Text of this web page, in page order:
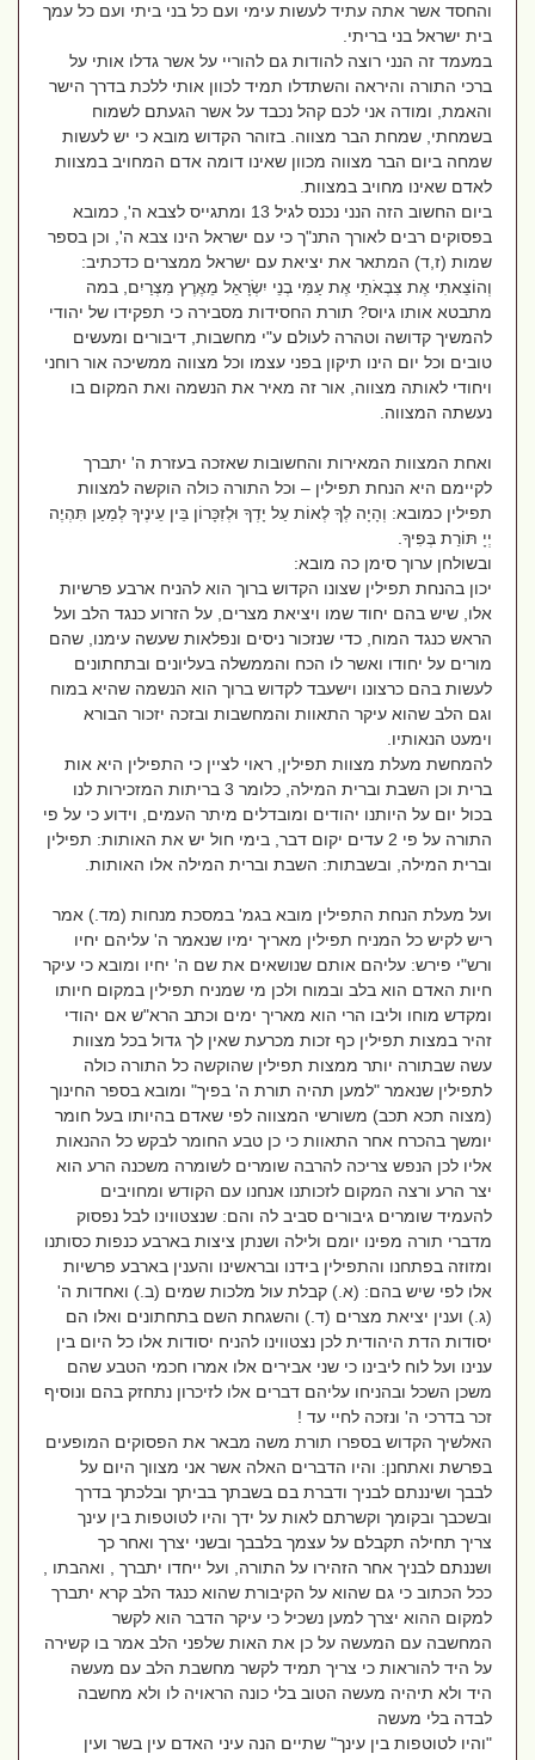
והחסד אשר אתה עתיד לעשות עימי ועם כל בני ביתי ועם כל עמך
בית ישראל בני בריתי.
במעמד זה הנני רוצה להודות גם להוריי על אשר גדלו אותי על
ברכי התורה והיראה והשתדלו תמיד לכוון אותי ללכת בדרך הישר
והאמת, ומודה אני לכם קהל נכבד על אשר הגעתם לשמוח
בשמחתי, שמחת הבר מצווה. בזוהר הקדוש מובא כי יש לעשות
שמחה ביום הבר מצווה מכוון שאינו דומה אדם המחויב במצוות
לאדם שאינו מחויב במצוות.
ביום החשוב הזה הנני נכנס לגיל 13 ומתגייס לצבא ה', כמובא
בפסוקים רבים לאורך התנ"ך כי עם ישראל הינו צבא ה', וכן בספר
שמות (ז,ד) המתאר את יציאת עם ישראל ממצרים כדכתיב:
וְהוֹצֵאתִי אֶת צִבְאֹתַי אֶת עַמִּי בְנֵי יִשְׂרָאֵל מֵאֶרֶץ מִצְרַיִם, במה
מתבטא אותו גיוס? תורת החסידות מסבירה כי תפקידו של יהודי
להמשיך קדושה וטהרה לעולם ע"י מחשבות, דיבורים ומעשים
טובים וכל יום הינו תיקון בפני עצמו וכל מצווה ממשיכה אור רוחני
ויחודי לאותה מצווה, אור זה מאיר את הנשמה ואת המקום בו
נעשתה המצווה.
ואחת המצוות המאירות והחשובות שאזכה בעזרת ה' יתברך
לקיימם היא הנחת תפילין – וכל התורה כולה הוקשה למצוות
תפילין כמובא: וְהָיָה לְךָ לְאוֹת עַל יָדְךָ וּלְזִכָּרוֹן בֵּין עֵינֶיךָ לְמַעַן תִּהְיֶה
יְיָ תּוֹרַת בְּפִיךָ.
ובשולחן ערוך סימן כה מובא:
יכון בהנחת תפילין שצונו הקדוש ברוך הוא להניח ארבע פרשיות
אלו, שיש בהם יחוד שמו ויציאת מצרים, על הזרוע כנגד הלב ועל
הראש כנגד המוח, כדי שנזכור ניסים ונפלאות שעשה עימנו, שהם
מורים על יחודו ואשר לו הכח והממשלה בעליונים ובתחתונים
לעשות בהם כרצונו וישעבד לקדוש ברוך הוא הנשמה שהיא במוח
וגם הלב שהוא עיקר התאוות והמחשבות ובזכה יזכור הבורא
וימעט הנאותיו.
להמחשת מעלת מצוות תפילין, ראוי לציין כי התפילין היא אות
ברית וכן השבת וברית המילה, כלומר 3 בריתות המזכירות לנו
בכול יום על היותנו יהודים ומובדלים מיתר העמים, וידוע כי על פי
התורה על פי 2 עדים יקום דבר, בימי חול יש את האותות: תפילין
וברית המילה, ובשבתות: השבת וברית המילה אלו האותות.
ועל מעלת הנחת התפילין מובא בגמ' במסכת מנחות (מד.) אמר
ריש לקיש כל המניח תפילין מאריך ימיו שנאמר ה' עליהם יחיו
ורש"י פירש: עליהם אותם שנושאים את שם ה' יחיו ומובא כי עיקר
חיות האדם הוא בלב ובמוח ולכן מי שמניח תפילין במקום חיותו
ומקדש מוחו וליבו הרי הוא מאריך ימים וכתב הרא"ש אם יהודי
זהיר במצות תפילין כף זכות מכרעת שאין לך גדול בכל מצוות
עשה שבתורה יותר ממצות תפילין שהוקשה כל התורה כולה
לתפילין שנאמר "למען תהיה תורת ה' בפיך" ומובא בספר החינוך
(מצוה תכא תכב) משורשי המצווה לפי שאדם בהיותו בעל חומר
יומשך בהכרח אחר התאוות כי כן טבע החומר לבקש כל ההנאות
אליו לכן הנפש צריכה להרבה שומרים לשומרה משכנה הרע הוא
יצר הרע ורצה המקום לזכותנו אנחנו עם הקודש ומחויבים
להעמיד שומרים גיבורים סביב לה והם: שנצטווינו לבל נפסוק
מדברי תורה מפינו יומם ולילה ושנתן ציצות בארבע כנפות כסותנו
ומזוזה בפתחנו והתפילין בידנו ובראשינו והענין בארבע פרשיות
אלו לפי שיש בהם: (א.) קבלת עול מלכות שמים (ב.) ואחדות ה'
(ג.) וענין יציאת מצרים (ד.) והשגחת השם בתחתונים ואלו הם
יסודות הדת היהודית לכן נצטווינו להניח יסודות אלו כל היום בין
ענינו ועל לוח ליבינו כי שני אבירים אלו אמרו חכמי הטבע שהם
משכן השכל ובהניחו עליהם דברים אלו לזיכרון נתחזק בהם ונוסיף
זכר בדרכי ה' ונזכה לחיי עד !
האלשיך הקדוש בספרו תורת משה מבאר את הפסוקים המופעים
בפרשת ואתחנן: והיו הדברים האלה אשר אני מצווך היום על
לבבך ושיננתם לבניך ודברת בם בשבתך בביתך ובלכתך בדרך
ובשכבך ובקומך וקשרתם לאות על ידך והיו לטוטפות בין עינך
צריך תחילה תקבלם על עצמך בלבבך ובשני יצרך ואחר כך
ושננתם לבניך אחר הזהירו על התורה, ועל ייחדו יתברך , ואהבתו ,
ככל הכתוב כי גם שהוא על הקיבורת שהוא כנגד הלב קרא יתברך
למקום ההוא יצרך למען נשכיל כי עיקר הדבר הוא לקשר
המחשבה עם המעשה על כן את האות שלפני הלב אמר בו קשירה
על היד להוראות כי צריך תמיד לקשר מחשבת הלב עם מעשה
היד ולא תיהיה מעשה הטוב בלי כונה הראויה לו ולא מחשבה
לבדה בלי מעשה
"והיו לטוטפות בין עינך" שתיים הנה עיני האדם עין בשר ועין